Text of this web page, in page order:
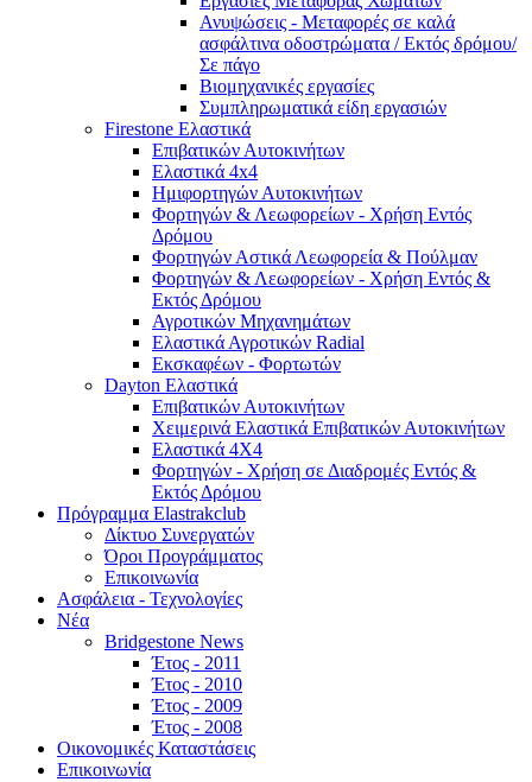
Ανυψώσεις - Μεταφορές σε καλά
ασφάλτινα οδοστρώματα / Εκτός δρόμου/
Σε πάγο
Βιομηχανικές εργασίες
Συμπληρωματικά είδη εργασιών
Firestone Ελαστικά
Επιβατικών Αυτοκινήτων
Ελαστικά 4x4
Ημιφορτηγών Αυτοκινήτων
Φορτηγών & Λεωφορείων - Χρήση Εντός
Δρόμου
Φορτηγών Αστικά Λεωφορεία & Πούλμαν
Φορτηγών & Λεωφορείων - Χρήση Εντός &
Εκτός Δρόμου
Αγροτικών Μηχανημάτων
Ελαστικά Αγροτικών Radial
Εκσκαφέων - Φορτωτών
Dayton Ελαστικά
Επιβατικών Αυτοκινήτων
Χειμερινά Ελαστικά Επιβατικών Αυτοκινήτων
Ελαστικά 4Χ4
Φορτηγών - Χρήση σε Διαδρομές Εντός &
Εκτός Δρόμου
Πρόγραμμα Elastrakclub
Δίκτυο Συνεργατών
Όροι Προγράμματος
Επικοινωνία
Ασφάλεια - Τεχνολογίες
Νέα
Bridgestone News
Έτος - 2011
Έτος - 2010
Έτος - 2009
Έτος - 2008
Οικονομικές Καταστάσεις
Επικοινωνία